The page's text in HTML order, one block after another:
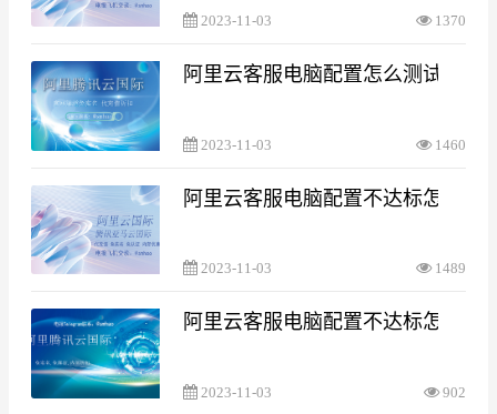
2023-11-03 1370
阿里云客服电脑配置怎么测试
2023-11-03 1460
阿里云客服电脑配置不达标怎么处
2023-11-03 1489
阿里云客服电脑配置不达标怎么处
2023-11-03 902